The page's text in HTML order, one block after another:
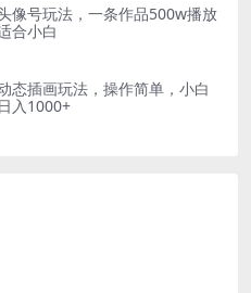
像号玩法，一条作品500w播放
合小白
态插画玩法，操作简单，小白
入1000+